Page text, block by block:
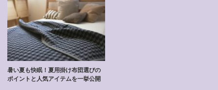
暑い夏も快眠！夏用掛け布団選びの
ポイントと人気アイテムを一挙公開